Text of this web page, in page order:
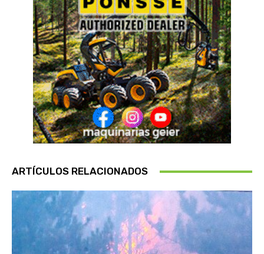
ARTÍCULOS RELACIONADOS